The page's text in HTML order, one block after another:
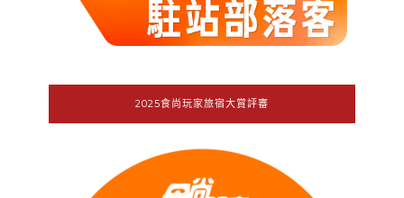
2025食尚玩家旅宿大賞評審